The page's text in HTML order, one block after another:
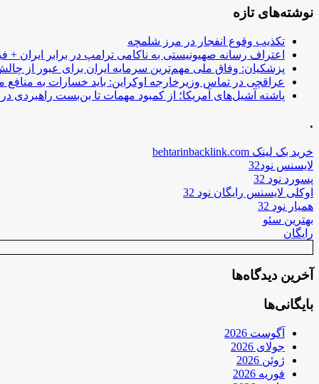
نوشته‌های تازه
تکذیب وقوع انفجار در مرز شلمچه
اعتراف رسانه صهیونیستی به ناکامی ترامپ در برابر ایران +
پزشکیان: وفاق ملی مهم‌ترین سرمایه ایران برای عبور از
عراقچی در تماس وزیرخارجه اوکراین: باید خسارات به منافع
پاشنه آشیل‌های آمریکا؛ از کمبود مهمات تا بن‌بست راهبردی در
.
خرید بک لینک behtarinbacklink.com
لایسنس نود32
پسورد نود 32
اوکلی لایسنس رایگان نود 32
همیار نود 32
بهترین سئو
رایگان
آخرین دیدگاه‌ها
بایگانی‌ها
آگوست 2026
جولای 2026
ژوئن 2026
فوریه 2026